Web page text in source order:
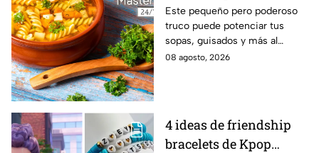
de las abuelas para
darle sabor extra al
caldillo
Este pequeño pero poderoso
truco puede potenciar tus
sopas, guisados y más al
máximo.
08 agosto, 2026
4 ideas de friendship
bracelets de Kpop